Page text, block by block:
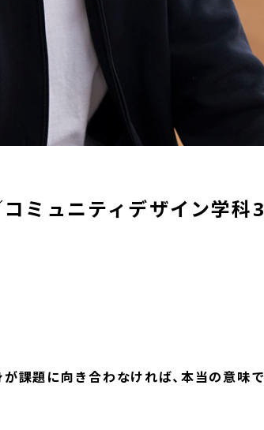
ミュニティデザイン学科3
課題に向き合わなければ、本当の意味で